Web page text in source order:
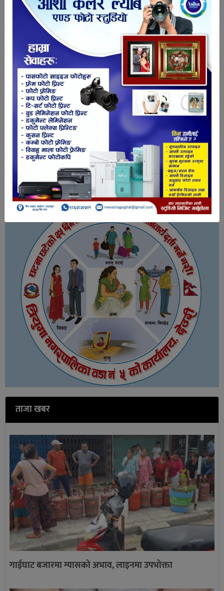
यो १६ सय ८७ व्यक्तिका लागि मात्रै भुक्तानी गर्न पुग्ने रकम हो
। जबकि अहिले पीसीआरको संक्रमित संख्या २६००
नाघिसकेको छ ।
तपाईको प्रतिक्रिया
ताजा खबर
गाईघाट बजारमा ग्यासको अभाव, लाइनमा उपभोक्ता